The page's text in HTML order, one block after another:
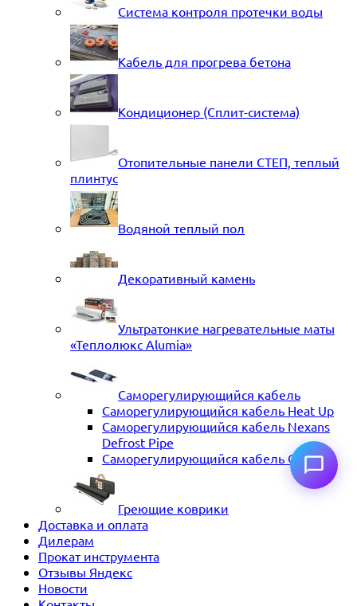
Система контроля протечки воды
Кабель для прогрева бетона
Кондиционер (Сплит-система)
Отопительные панели СТЕП, теплый
плинтус
Водяной теплый пол
Декоративный камень
Ультратонкие нагревательные маты
«Теплолюкс Alumia»
Саморегулирующийся кабель
Саморегулирующийся кабель Heat Up
Саморегулирующийся кабель Nexans
Defrost Pipe
Саморегулирующийся кабель ССТ
Греющие коврики
Доставка и оплата
Дилерам
Прокат инструмента
Отзывы Яндекс
Новости